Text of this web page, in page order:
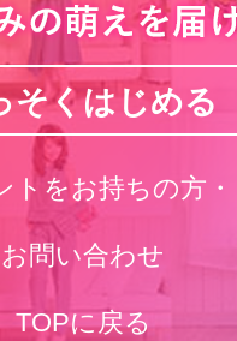
そくはじめる
トをお持ちの方
お問い合わせ
TOPに戻る